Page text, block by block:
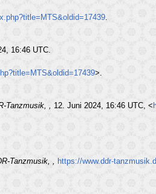
.
16:46 UTC.
>.
Tanzmusik, , 12. Juni 2024, 16:46 UTC, <
Tanzmusik, , https://www.ddr-